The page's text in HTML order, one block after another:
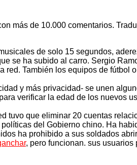
más de 10.000 comentarios.
de solo 15 segundos,
se ha subido al carro. Sergio
También los equipos de
y más privacidad- se unen
verificar la edad de los nuevos
tuvo que eliminar 20 cuentas
del Gobierno chino. Ha
ha prohibido a sus soldados
, pero funcionan. sus